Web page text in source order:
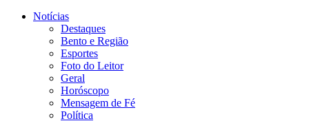
Notícias
Destaques
Bento e Região
Esportes
Foto do Leitor
Geral
Horóscopo
Mensagem de Fé
Política